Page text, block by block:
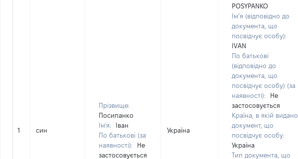
1 син
Прізвище:
Посипанко
Ім'я:
Іван
По батькові (за
наявності):
Не
застосовується
Україна
POSYPANKO
Ім’я (відповідно до
документа, що
посвідчує особу):
IVAN
По батькові
(відповідно до
документа, що
посвідчує особу) (за
наявності):
Не
застосовується
Країна, в якій видано
документ, що
посвідчує особу:
Україна
Тип документа, що